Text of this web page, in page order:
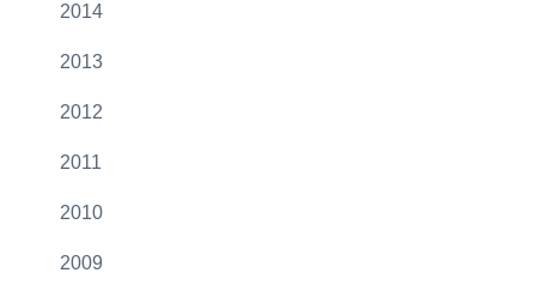
2014
2013
2012
2011
2010
2009